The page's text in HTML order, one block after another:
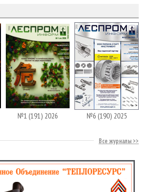
№1 (191) 2026 №6 (190) 2025
Все журналы